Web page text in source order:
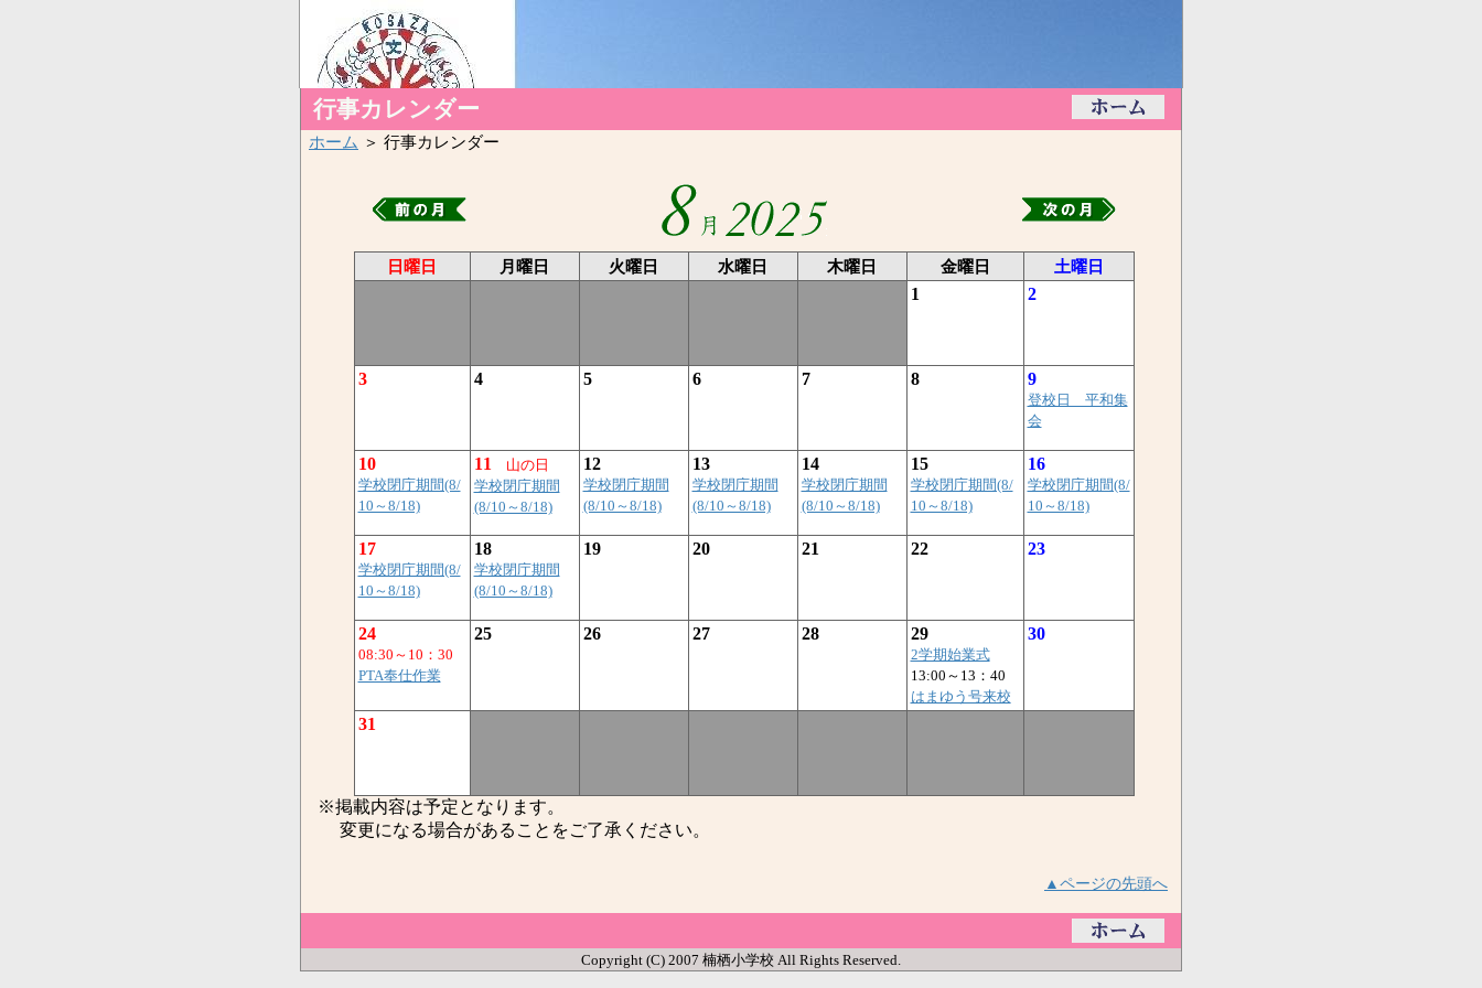
行事カレンダー
ホーム ＞ 行事カレンダー
日曜日 月曜日 火曜日 水曜日 木曜日 金曜日
土曜日
1
2
3 4 5 6 7 8 9
登校日 平和集
会
10
学校閉庁期間(8/
10～8/18)
11
山の日
学校閉庁期間
(8/10～8/18)
12
学校閉庁期間
(8/10～8/18)
13
学校閉庁期間
(8/10～8/18)
14
学校閉庁期間
(8/10～8/18)
15
学校閉庁期間(8/
10～8/18)
16
学校閉庁期間(8/
10～8/18)
17
学校閉庁期間(8/
10～8/18)
18
学校閉庁期間
(8/10～8/18)
19 20 21 22 23
24
08:30～10：30
PTA奉仕作業
25 26 27 28 29
2学期始業式
13:00～13：40
はまゆう号来校
30
31
※掲載内容は予定となります。
変更になる場合があることをご了承ください。
▲ページの先頭へ
Copyright (C) 2007 楠栖小学校 All Rights Reserved.